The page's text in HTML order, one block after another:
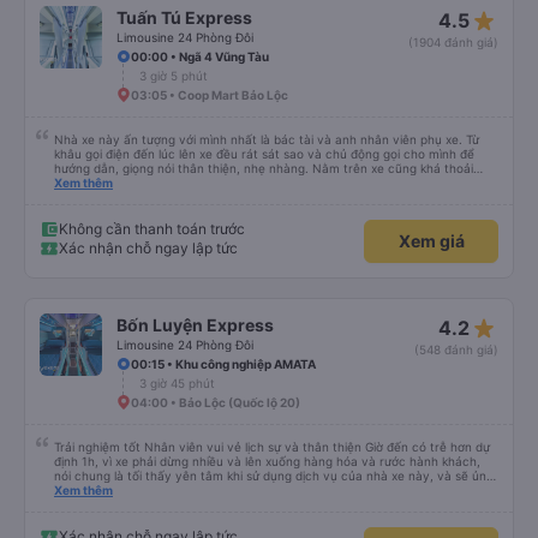
Tuấn Tú Express
Limousine 24 Phòng Đôi
4.5 star_rate
(1904 đánh giá)
00:00 • Ngã 4 Vũng Tàu
3 giờ 5 phút
03:05 • Coop Mart Bảo Lộc
Nhà xe này ấn tượng với mình nhất là bác tài và anh nhân viên phụ xe. Từ
khâu gọi điện đến lúc lên xe đều rát sát sao và chủ động gọi cho mình để
hướng dẫn, giọng nói thân thiện, nhẹ nhàng. Nằm trên xe cũng khá thoải
mái, chăn nệm nước suối đầy đủ. Chuyến xe của mình hầu hết là các cô bác
nhưng các anh hướng dẫn mình xuống ở đây không có ma nào dám chở đâu
( vì đây là địa bàn của thế lực xe ôm ngầm, dân chơi cỏ kẹo ke...) Và thế là
mình được chở xuống Ngã 3 thành , nơi sáng sủa an toàn hơn. Một Chuyến
Xem thêm
Không cần thanh toán trước
Xác nhận chỗ ngay lập tức
Xem giá
Bốn Luyện Express
Limousine 24 Phòng Đôi
4.2 star_rate
(548 đánh giá)
00:15 • Khu công nghiệp AMATA
3 giờ 45 phút
04:00 • Bảo Lộc (Quốc lộ 20)
Trải nghiệm tốt Nhân viên vui vẻ lịch sự và thân thiện Giờ đến có trễ hơn dự
định 1h, vì xe phải dừng nhiều và lên xuống hàng hóa và rước hành khách,
nói chung là tối thấy yên tâm khi sử dụng dịch vụ của nhà xe này, và sẽ ủng
hộ và giới thiệu cho người thân sử dụng dịch vụ của nhà xe này
Xem thêm